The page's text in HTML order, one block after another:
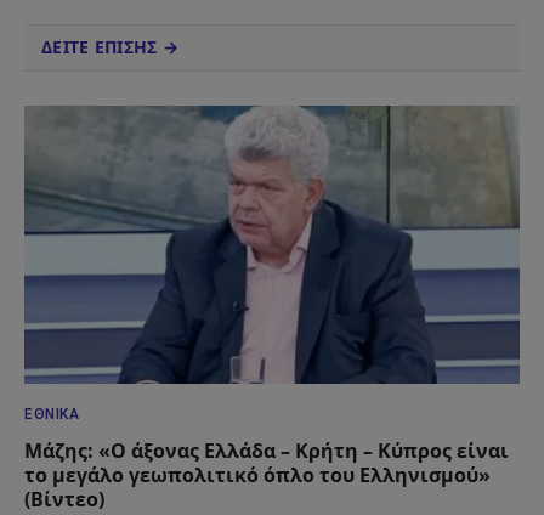
ΔΕΙΤΕ ΕΠΙΣΗΣ →
ΕΘΝΙΚΆ
Μάζης: «Ο άξονας Ελλάδα – Κρήτη – Κύπρος είναι
το μεγάλο γεωπολιτικό όπλο του Ελληνισμού»
(Βίντεο)